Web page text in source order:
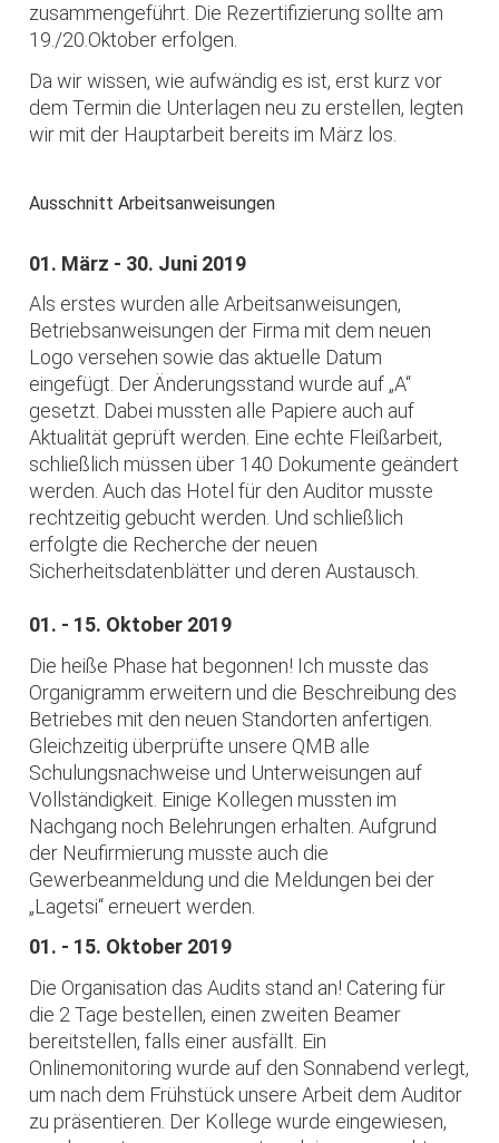
zusammengeführt. Die Rezertifizierung sollte am
19./20.Oktober erfolgen.
Da wir wissen, wie aufwändig es ist, erst kurz vor
dem Termin die Unterlagen neu zu erstellen, legten
wir mit der Hauptarbeit bereits im März los.
Ausschnitt Arbeitsanweisungen
01. März - 30. Juni 2019
Als erstes wurden alle Arbeitsanweisungen,
Betriebsanweisungen der Firma mit dem neuen
Logo versehen sowie das aktuelle Datum
eingefügt. Der Änderungsstand wurde auf „A“
gesetzt. Dabei mussten alle Papiere auch auf
Aktualität geprüft werden. Eine echte Fleißarbeit,
schließlich müssen über 140 Dokumente geändert
werden. Auch das Hotel für den Auditor musste
rechtzeitig gebucht werden. Und schließlich
erfolgte die Recherche der neuen
Sicherheitsdatenblätter und deren Austausch.
01. - 15. Oktober 2019
Die heiße Phase hat begonnen! Ich musste das
Organigramm erweitern und die Beschreibung des
Betriebes mit den neuen Standorten anfertigen.
Gleichzeitig überprüfte unsere QMB alle
Schulungsnachweise und Unterweisungen auf
Vollständigkeit. Einige Kollegen mussten im
Nachgang noch Belehrungen erhalten. Aufgrund
der Neufirmierung musste auch die
Gewerbeanmeldung und die Meldungen bei der
„Lagetsi“ erneuert werden.
01. - 15. Oktober 2019
Die Organisation das Audits stand an! Catering für
die 2 Tage bestellen, einen zweiten Beamer
bereitstellen, falls einer ausfällt. Ein
Onlinemonitoring wurde auf den Sonnabend verlegt,
um nach dem Frühstück unsere Arbeit dem Auditor
zu präsentieren. Der Kollege wurde eingewiesen,